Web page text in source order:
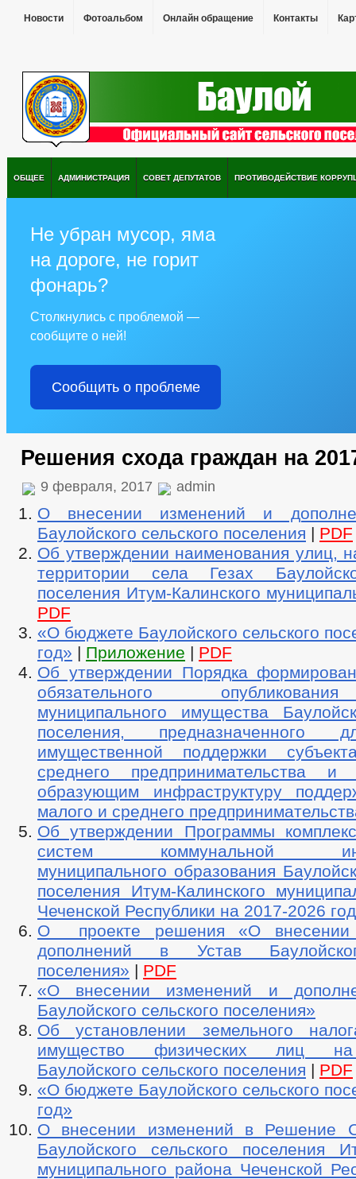
Новости Фотоальбом Онлайн обращение Контакты
ОБЩЕЕ АДМИНИСТРАЦИЯ СОВЕТ ДЕПУТАТОВ ПРОТИВОДЕЙСТВИЕ
Не убран мусор, яма
на дороге, не горит
фонарь?
Столкнулись с проблемой —
сообщите о ней!
Сообщить о проблеме
Решения схода граждан на
9 февраля, 2017 admin
О внесении изменений и
Баулойского сельского поселения | PDF
Об утверждении наименования улиц,
территории села Гезах
поселения Итум-Калинского
PDF
«О бюджете Баулойского сельского
год» | Приложение | PDF
Об утверждении Порядка
обязательного
муниципального имущества
поселения, предназначенного
имущественной поддержки
среднего предпринимательства и
образующим инфраструктуру
малого и среднего
Об утверждении Программы
систем коммунальной
муниципального образования
поселения Итум-Калинского
Чеченской Республики на 2017-2026
О проекте решения «О внесении
дополнений в Устав
поселения» | PDF
«О внесении изменений и
Баулойского сельского поселения»
Об установлении земельного
имущество физических лиц на
Баулойского сельского поселения | PDF
«О бюджете Баулойского сельского
год»
О внесении изменений в Решение
Баулойского сельского поселения
муниципального района Чеченской